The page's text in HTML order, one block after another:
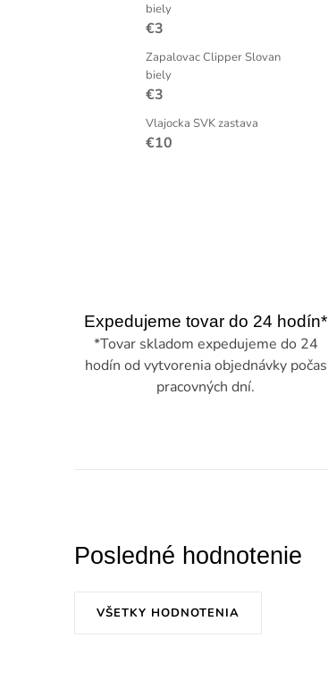
biely
€3
Zapalovac Clipper Slovan
biely
€3
Vlajocka SVK zastava
€10
Expedujeme tovar do 24 hodín*
*Tovar skladom expedujeme do 24
hodín od vytvorenia objednávky počas
pracovných dní.
Posledné hodnotenie
VŠETKY HODNOTENIA